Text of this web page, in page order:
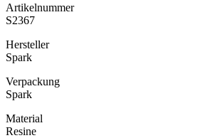
Artikelnummer
S2367
Hersteller
Spark
Verpackung
Spark
Material
Resine